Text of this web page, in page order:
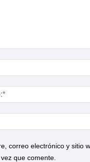
correo electrónico y sitio
que comente.